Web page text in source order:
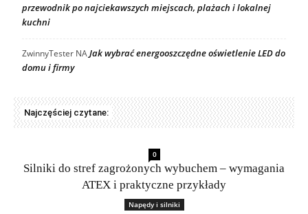
przewodnik po najciekawszych miejscach, plażach i lokalnej
kuchni
ZwinnyTester NAJak wybrać energooszczędne oświetlenie LED do
domu i firmy
Najczęściej czytane:
0
Silniki do stref zagrożonych wybuchem – wymagania
ATEX i praktyczne przykłady
Napędy i silniki